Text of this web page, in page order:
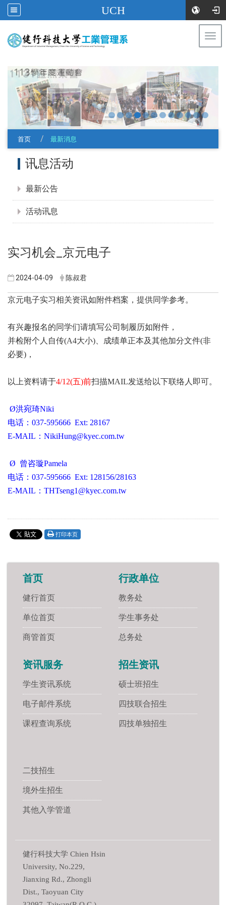
UCH
首页 最新消息
讯息活动
最新公告
活动讯息
实习机会_京元电子
2024-04-09 陈叔君
京元电子实习相关资讯如附件档案，提供同学参考。
有兴趣报名的同学们请填写公司制履历如附件，
并检附个人自传(A4大小)、成绩单正本及其他加分文件(非
必要)，
以上资料请于4/12(五)前扫描MAIL发送给以下联络人即可。
Ø洪宛琦Niki
电话：037-595666 Ext: 28167
E-MAIL：NikiHung@kyec.com.tw
Ø 曾咨璇Pamela
电话：037-595666 Ext: 128156/28163
E-MAIL：THTseng1@kyec.com.tw
打印本页
首页
健行首页
单位首页
商管首页
行政单位
教务处
学生事务处
总务处
资讯服务
学生资讯系统
电子邮件系统
课程查询系统
招生资讯
硕士班招生
四技联合招生
四技单独招生
二技招生
境外生招生
其他入学管道
健行科技大学 Chien Hsin
University, No.229,
Jianxing Rd., Zhongli
Dist., Taoyuan City